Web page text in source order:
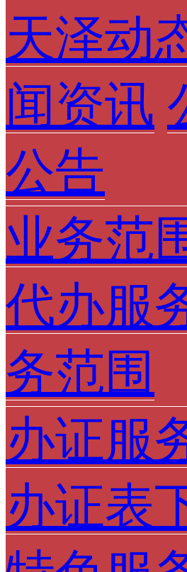
天泽动
闻资讯
公告
业务范
代办服
务范围
办证服
办证表